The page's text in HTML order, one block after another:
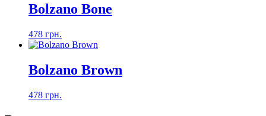
Bolzano Bone
478 грн.
Bolzano Brown
478 грн.